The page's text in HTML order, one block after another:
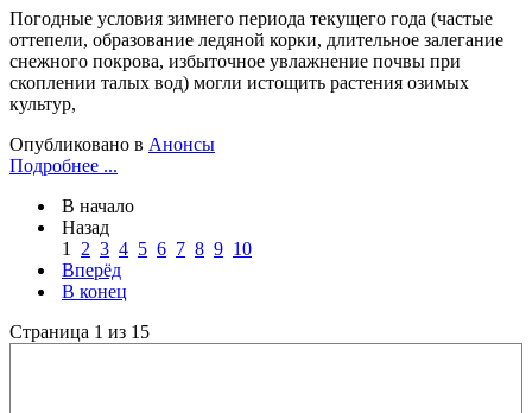
Погодные условия зимнего периода текущего года (частые
оттепели, образование ледяной корки, длительное залегание
снежного покрова, избыточное увлажнение почвы при
скоплении талых вод) могли истощить растения озимых
культур,
Опубликовано в Анонсы
Подробнее ...
В начало
Назад
1
2 3 4 5 6 7 8 9 10
Вперёд
В конец
Страница 1 из 15